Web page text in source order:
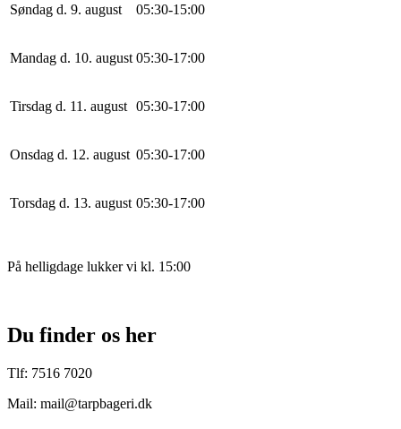
Søndag d. 9. august 05:30-15:00
Mandag d. 10. august 05:30-17:00
Tirsdag d. 11. august 05:30-17:00
Onsdag d. 12. august 05:30-17:00
Torsdag d. 13. august 05:30-17:00
På helligdage lukker vi kl. 15:00
Du finder os her
Tlf: 7516 7020
Mail: mail@tarpbageri.dk